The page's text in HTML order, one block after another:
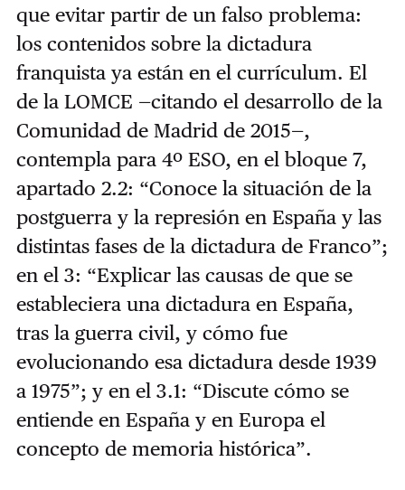
que evitar partir de un falso problema:
los contenidos sobre la dictadura
franquista ya están en el currículum. El
de la LOMCE —citando el desarrollo de la
Comunidad de Madrid de 2015—,
contempla para 4º ESO, en el bloque 7,
apartado 2.2: “Conoce la situación de la
postguerra y la represión en España y las
distintas fases de la dictadura de Franco”;
en el 3: “Explicar las causas de que se
estableciera una dictadura en España,
tras la guerra civil, y cómo fue
evolucionando esa dictadura desde 1939
a 1975”; y en el 3.1: “Discute cómo se
entiende en España y en Europa el
concepto de memoria histórica”.